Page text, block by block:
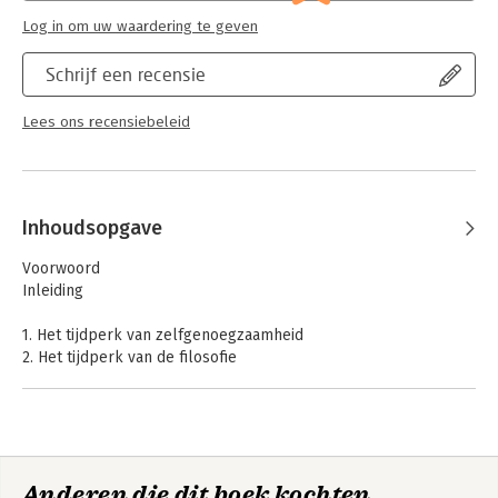
Schrijf een recensie
Lees ons recensiebeleid
Log in om uw waardering te geven
Inhoudsopgave
Voorwoord
Inleiding
1. Het tijdperk van zelfgenoegzaamheid
2. Het tijdperk van de filosofie
wereld